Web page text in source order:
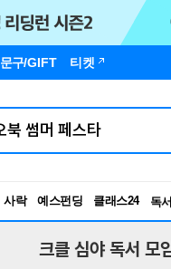
문구/GIFT 티켓
사락 예스펀딩 클래스24
독
크클 심야 독서 모